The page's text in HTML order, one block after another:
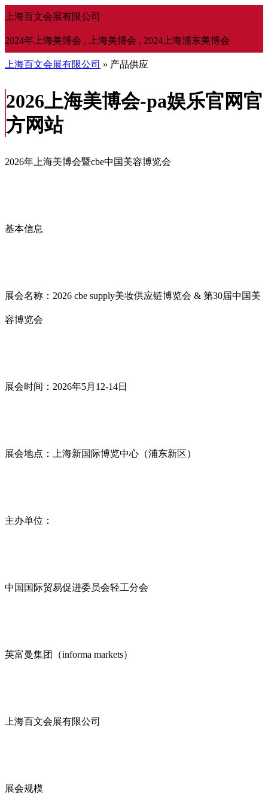
上海百文会展有限公司
2024年上海美博会 , 上海美博会 , 2024上海浦东美博会
上海百文会展有限公司 » 产品供应
2026上海美博会-pa娱乐官网官
方网站
2026年上海美博会暨cbe中国美容博览会
基本信息
展会名称：2026 cbe supply美妆供应链博览会 & 第30届中国美
容博览会
展会时间：2026年5月12-14日
展会地点：上海新国际博览中心（浦东新区）
主办单位：
中国国际贸易促进委员会轻工分会
英富曼集团（informa markets）
上海百文会展有限公司
展会规模